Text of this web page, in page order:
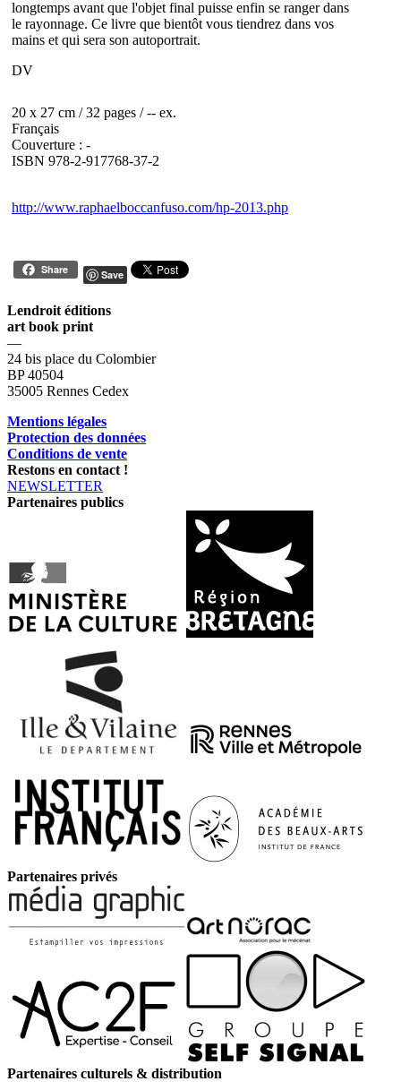
longtemps avant que l'objet final puisse enfin se ranger dans
le rayonnage. Ce livre que bientôt vous tiendrez dans vos
mains et qui sera son autoportrait.
DV
20 x 27 cm / 32 pages / -- ex.
Français
Couverture : -
ISBN 978-2-917768-37-2
http://www.raphaelboccanfuso.com/hp-2013.php
Share Save
Lendroit éditions
art book print
—
24 bis place du Colombier
BP 40504
35005 Rennes Cedex
Mentions légales
Protection des données
Conditions de vente
Restons en contact !
NEWSLETTER
Partenaires publics
Partenaires privés
Partenaires culturels & distribution